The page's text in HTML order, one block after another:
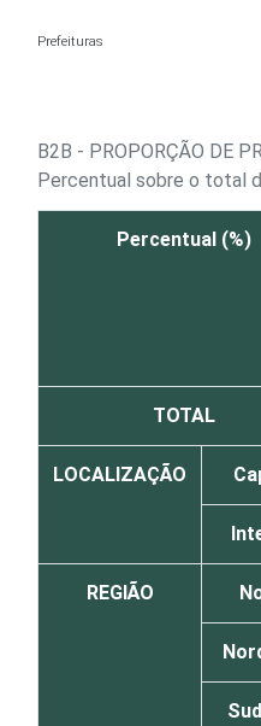
Prefeituras
B2B - PROPORÇÃO DE
Percentual sobre o total
Percentual (%)
TOTAL
LOCALIZAÇÃO
REGIÃO